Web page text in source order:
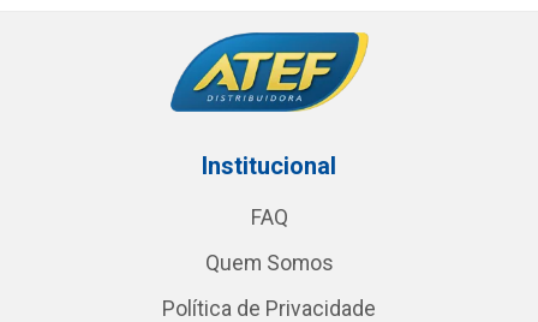
Institucional
FAQ
Quem Somos
Política de Privacidade